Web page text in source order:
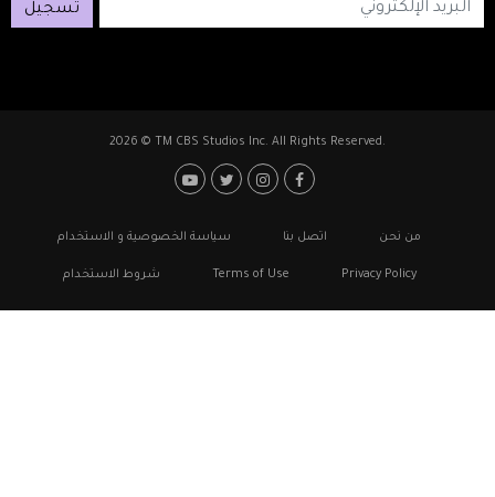
تسجيل
2026 © TM CBS Studios Inc. All Rights Reserved.
Footer: Social Media
من نحن اتصل بنا سياسة الخصوصية و الاستخدام
Privacy Policy
Terms of Use شروط الاستخدام